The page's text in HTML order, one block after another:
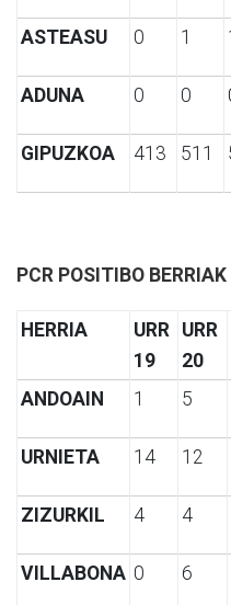
ASTEASU 0 1
ADUNA 0 0
GIPUZKOA 413 511
PCR POSITIBO
HERRIA
URR
19
URR
20
ANDOAIN
1 5
URNIETA 14 12
ZIZURKIL 4 4
VILLABONA 0 6